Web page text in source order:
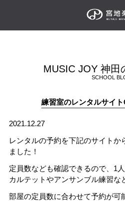
MUSIC JOY 神田
SCHOOL
練習室のレンタルサイト
2021.12.27
レンタルの予約を下記のサイトか
ました！
定員数なども確認できるので、1
カルテットやアンサンブル練習な
部屋の定員数に合わせて予約が可